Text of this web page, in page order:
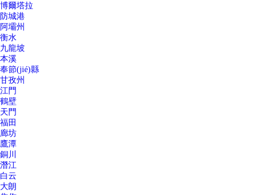
博爾塔拉
防城港
阿壩州
衡水
九龍坡
本溪
奉節(jié)縣
甘孜州
江門
鶴壁
天門
福田
廊坊
鷹潭
銅川
潛江
白云
大朗